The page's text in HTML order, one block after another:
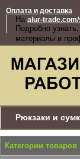
Оплата и доставка
На alur-
Подробно
материалы и
Рюкзаки и
Категории товаров